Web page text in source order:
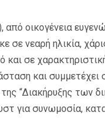
οικογένεια
σε νεαρή ηλικία,
και σε
και
“Διακήρυξης των
για συνωμοσία,